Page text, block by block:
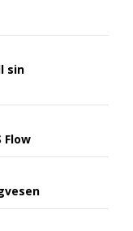
sin
Flow